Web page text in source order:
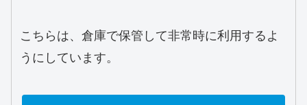
こちらは、倉庫で保管して非常時に利用するよ
うにしています。